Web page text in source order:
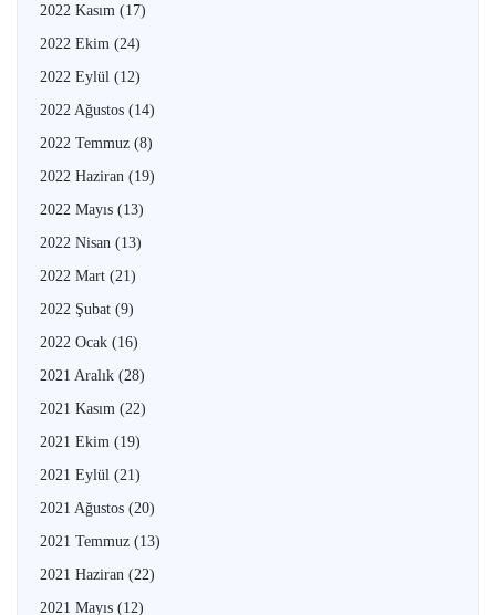
2022 Kasım (17)
2022 Ekim (24)
2022 Eylül (12)
2022 Ağustos (14)
2022 Temmuz (8)
2022 Haziran (19)
2022 Mayıs (13)
2022 Nisan (13)
2022 Mart (21)
2022 Şubat (9)
2022 Ocak (16)
2021 Aralık (28)
2021 Kasım (22)
2021 Ekim (19)
2021 Eylül (21)
2021 Ağustos (20)
2021 Temmuz (13)
2021 Haziran (22)
2021 Mayıs (12)